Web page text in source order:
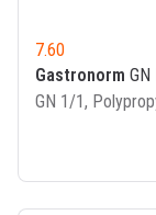
7.60
Gastronorm
GN 1/1,